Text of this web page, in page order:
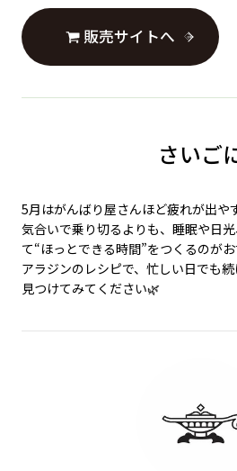
販売サイトへ
さいご
5月はがんばり屋さんほど疲れが出や
気合いで乗り切るよりも、睡眠や日
て“ほっとできる時間”をつくるのがお
アラジンのレシピで、忙しい日でも
見つけてみてください🌿